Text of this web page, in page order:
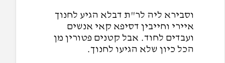
וסבירא ליה לר"ת דבלא הגיע לחנוך
איירי וחייבין דסיפא קאי אנשים
ועבדים לחוד. אבל קטנים פטורין מן
הכל כיון שלא הגיעו לחנוך.